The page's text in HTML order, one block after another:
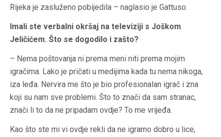
Rijeka je zasluženo pobijedila – naglasio je Gattuso.
Imali ste verbalni okršaj na televiziji s Joškom
Jeličićem. Što se dogodilo i zašto?
– Nema poštovanja ni prema meni niti prema mojim
igračima. Lako je pričati u medijima kada tu nema nikoga,
iza leđa. Nervira me što je bio profesionalan igrač i zna
koji su nam sve problemi. Što to znači da sam stranac,
znači li to da ne pripadam ovdje? To me vrijeđa.
Kao što ste mi vi ovdje rekli da ne igramo dobro u lice,